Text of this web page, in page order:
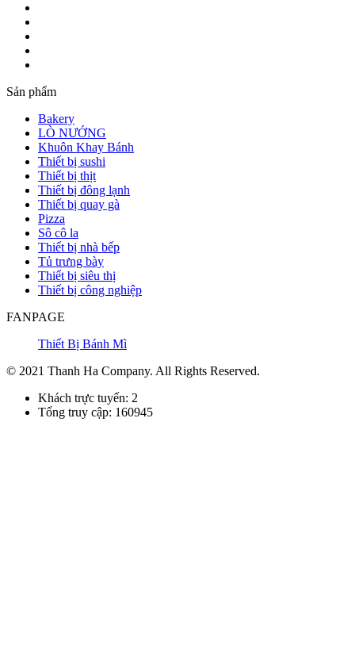
Sản phẩm
Bakery
LÒ NƯỚNG
Khuôn Khay Bánh
Thiết bị sushi
Thiết bị thịt
Thiết bị đông lạnh
Thiết bị quay gà
Pizza
Sô cô la
Thiết bị nhà bếp
Tủ trưng bày
Thiết bị siêu thị
Thiết bị công nghiệp
FANPAGE
Thiết Bị Bánh Mì
© 2021 Thanh Ha Company. All Rights Reserved.
Khách trực tuyến: 2
Tổng truy cập: 160945